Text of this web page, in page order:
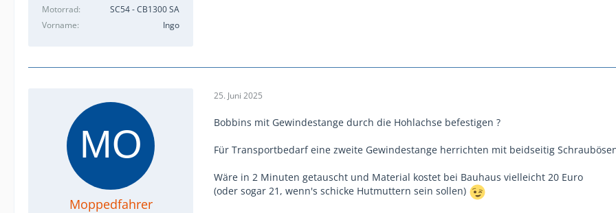
Motorrad
SC54 - CB1300 SA
Vorname
Ingo
Moppedfahrer
25. Juni 2025
Bobbins mit Gewindestange durch die Hohlachse befestigen ?
Für Transportbedarf eine zweite Gewindestange herrichten mit beidseitig
Wäre in 2 Minuten getauscht und Material kostet bei Bauhaus vielleicht 20 Euro
(oder sogar 21, wenn's schicke Hutmuttern sein sollen)